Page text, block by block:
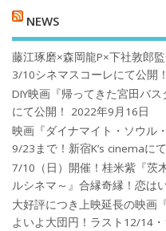
NEWS
藤江琢磨×森岡龍P×下社敦郎監
3/10シネマスコーレにて公開！
DIY映画『帰ってきた宮田バ
にて公開！
2022年9月16日
映画『ダイナマイト・ソウル
9/23まで！新宿K’s cinemaにて
7/10（日）開催！桂米紫『茨
ルシネマ～』合縁奇縁！恋は
大好評につき上映延長の映画
よいよ大団円！ラスト12/14